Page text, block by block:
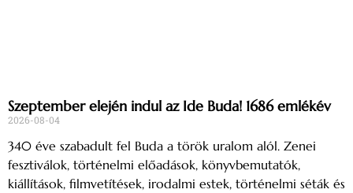
Szeptember elején indul az Ide Buda! 1686 emlékév
2026-08-04
340 éve szabadult fel Buda a török uralom alól. Zenei
fesztiválok, történelmi előadások, könyvbemutatók,
kiállítások, filmvetítések, irodalmi estek, történelmi séták és